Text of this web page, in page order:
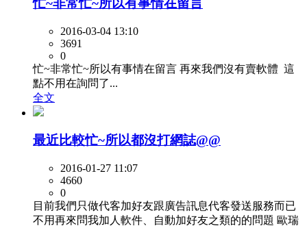
忙~非常忙~所以有事情在留言
2016-03-04 13:10
3691
0
忙~非常忙~所以有事情在留言 再來我們沒有賣軟體 這
點不用在詢問了...
全文
最近比較忙~所以都沒打網誌@@
2016-01-27 11:07
4660
0
目前我們只做代客加好友跟廣告訊息代客發送服務而已
不用再來問我加人軟件、自動加好友之類的的問題 歐瑞